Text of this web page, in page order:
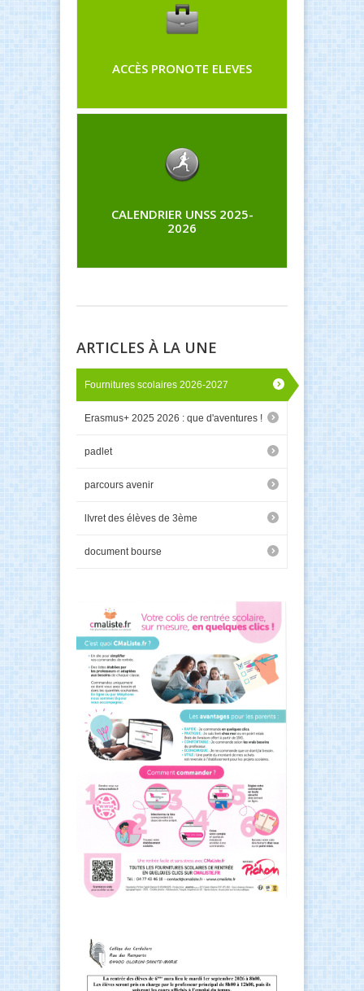
ACCÈS PRONOTE ELEVES
CALENDRIER UNSS 2025-
2026
ARTICLES À LA UNE
Fournitures scolaires 2026-2027
Erasmus+ 2025 2026 : que d'aventures !
padlet
parcours avenir
lIvret des élèves de 3ème
document bourse